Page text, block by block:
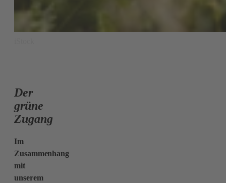
Der
grüne
Zugang
Im
Zusammenhang
mit
unserem